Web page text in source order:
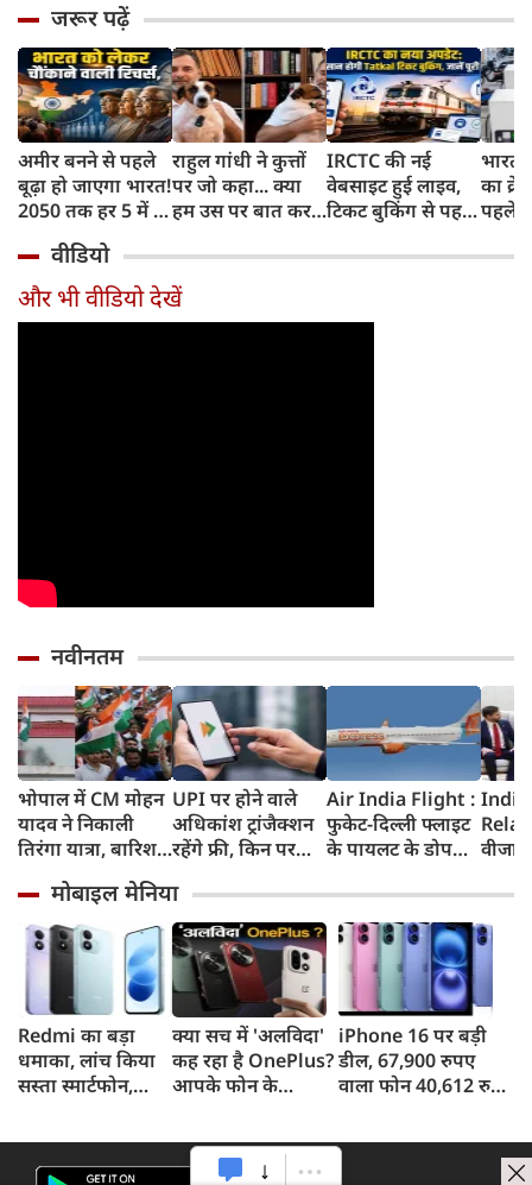
जरूर पढ़ें
अमीर बनने से पहले
बूढ़ा हो जाएगा भारत!
2050 तक हर 5 में 1
साल से ज्यादा उम्र का
राहुल गांधी ने कुत्तों
पर जो कहा... क्या
हम उस पर बात कर
IRCTC की नई
वेबसाइट हुई लाइव,
टिकट बुकिंग से पहले
काम, जानें पूरा
भारत
का
पहले
और
वीडियो
और भी वीडियो देखें
नवीनतम
भोपाल में CM मोहन
यादव ने निकाली
तिरंगा यात्रा, बारिश
ने दिखाया देशभक्ति
का जज्बा
UPI पर होने वाले
अधिकांश ट्रांजैक्शन
रहेंगे फ्री, किन पर
ने दिया बड़ा अपडेट
Air India Flight :
फुकेट-दिल्ली फ्लाइट
के पायलट के डोप
कहा- रिपोर्ट नहीं
मिली, टिप्पणी की
स्थिति में नहीं
वीजा
जेडी
मोबाइल मेनिया
Redmi का बड़ा
धमाका, लांच किया
सस्ता स्मार्टफोन,
क्या सच में 'अलविदा'
कह रहा है OnePlus?
आपके फोन के
iPhone 16 पर बड़ी
डील, 67,900 रुपए
वाला फोन 40,612 रुपए